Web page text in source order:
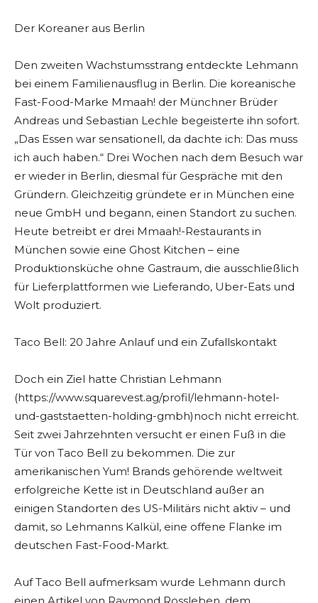
Der Koreaner aus Berlin
Den zweiten Wachstumsstrang entdeckte Lehmann
bei einem Familienausflug in Berlin. Die koreanische
Fast-Food-Marke Mmaah! der Münchner Brüder
Andreas und Sebastian Lechle begeisterte ihn sofort.
„Das Essen war sensationell, da dachte ich: Das muss
ich auch haben.“ Drei Wochen nach dem Besuch war
er wieder in Berlin, diesmal für Gespräche mit den
Gründern. Gleichzeitig gründete er in München eine
neue GmbH und begann, einen Standort zu suchen.
Heute betreibt er drei Mmaah!-Restaurants in
München sowie eine Ghost Kitchen – eine
Produktionsküche ohne Gastraum, die ausschließlich
für Lieferplattformen wie Lieferando, Uber-Eats und
Wolt produziert.
Taco Bell: 20 Jahre Anlauf und ein Zufallskontakt
Doch ein Ziel hatte Christian Lehmann
(https://www.squarevest.ag/profil/lehmann-hotel-
und-gaststaetten-holding-gmbh)noch nicht erreicht.
Seit zwei Jahrzehnten versucht er einen Fuß in die
Tür von Taco Bell zu bekommen. Die zur
amerikanischen Yum! Brands gehörende weltweit
erfolgreiche Kette ist in Deutschland außer an
einigen Standorten des US-Militärs nicht aktiv – und
damit, so Lehmanns Kalkül, eine offene Flanke im
deutschen Fast-Food-Markt.
Auf Taco Bell aufmerksam wurde Lehmann durch